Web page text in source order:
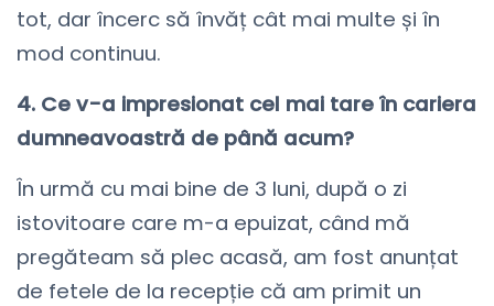
tot, dar încerc să învăț cât mai multe și în
mod continuu.
4. Ce v-a impresionat cel mai tare în cariera
dumneavoastră de până acum?
În urmă cu mai bine de 3 luni, după o zi
istovitoare care m-a epuizat, când mă
pregăteam să plec acasă, am fost anunțat
de fetele de la recepție că am primit un